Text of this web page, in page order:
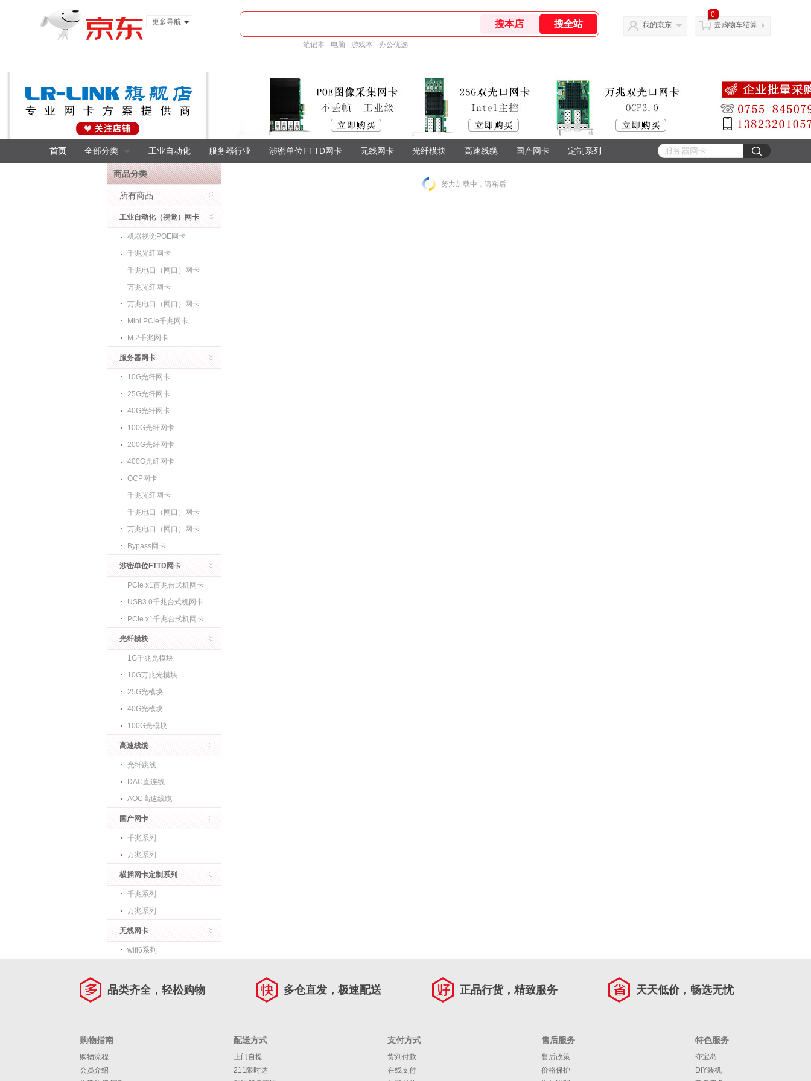
更多导航
笔记本 电脑 游戏本 办公优选
我的京东
0
去购物车结算
首页 全部分类 工业自动化 服务器行业 涉密单位FTTD网卡 无线网卡 光纤模块 高速线缆 国产网卡 定制系列
商品分类
所有商品
工业自动化（视觉）网卡
机器视觉POE网卡
千兆光纤网卡
千兆电口（网口）网卡
万兆光纤网卡
万兆电口（网口）网卡
Mini PCIe千兆网卡
M.2千兆网卡
服务器网卡
10G光纤网卡
25G光纤网卡
40G光纤网卡
100G光纤网卡
200G光纤网卡
400G光纤网卡
OCP网卡
千兆光纤网卡
千兆电口（网口）网卡
万兆电口（网口）网卡
Bypass网卡
涉密单位FTTD网卡
PCIe x1百兆台式机网卡
USB3.0千兆台式机网卡
PCIe x1千兆台式机网卡
光纤模块
1G千兆光模块
10G万兆光模块
25G光模块
40G光模块
100G光模块
高速线缆
光纤跳线
DAC直连线
AOC高速线缆
国产网卡
千兆系列
万兆系列
横插网卡定制系列
千兆系列
万兆系列
无线网卡
wifi6系列
努力加载中，请稍后...
品类齐全，轻松购物 多仓直发，极速配送 正品行货，精致服务 天天低价，畅选无忧
购物指南
购物流程
会员介绍
配送方式
上门自提
211限时达
支付方式
货到付款
在线支付
售后服务
售后政策
价格保护
特色服务
夺宝岛
DIY装机